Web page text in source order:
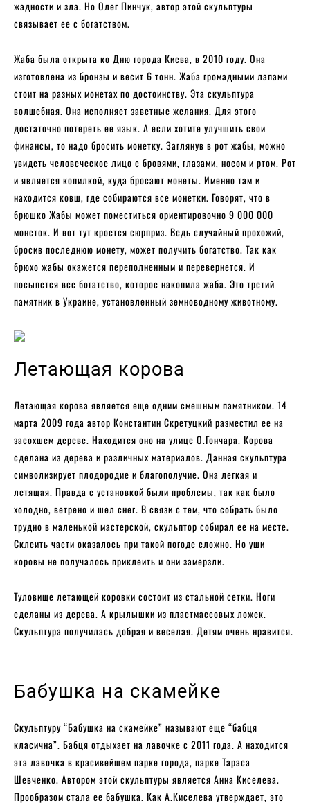
жадности и зла. Но Олег Пинчук, автор этой скульптуры
связывает ее с богатством.
Жаба была открыта ко Дню города Киева, в 2010 году. Она
изготовлена из бронзы и весит 6 тонн. Жаба громадными лапами
стоит на разных монетах по достоинству. Эта скульптура
волшебная. Она исполняет заветные желания. Для этого
достаточно потереть ее язык. А если хотите улучшить свои
финансы, то надо бросить монетку. Заглянув в рот жабы, можно
увидеть человеческое лицо с бровями, глазами, носом и ртом. Рот
и является копилкой, куда бросают монеты. Именно там и
находится ковш, где собираются все монетки. Говорят, что в
брюшко Жабы может поместиться ориентировочно 9 000 000
монеток. И вот тут кроется сюрприз. Ведь случайный прохожий,
бросив последнюю монету, может получить богатство. Так как
брюхо жабы окажется переполненным и перевернется. И
посыпется все богатство, которое накопила жаба. Это третий
памятник в Украине, установленный земноводному животному.
Летающая корова
Летающая корова является еще одним смешным памятником. 14
марта 2009 года автор Константин Скретуцкий разместил ее на
засохшем дереве. Находится оно на улице О.Гончара. Корова
сделана из дерева и различных материалов. Данная скульптура
символизирует плодородие и благополучие. Она легкая и
летящая. Правда с установкой были проблемы, так как было
холодно, ветрено и шел снег. В связи с тем, что собрать было
трудно в маленькой мастерской, скульптор собирал ее на месте.
Склеить части оказалось при такой погоде сложно. Но уши
коровы не получалось приклеить и они замерзли.
Туловище летающей коровки состоит из стальной сетки. Ноги
сделаны из дерева. А крылышки из пластмассовых ложек.
Скульптура получилась добрая и веселая. Детям очень нравится.
Бабушка на скамейке
Скульптуру “Бабушка на скамейке” называют еще “бабця
класична”. Бабця отдыхает на лавочке с 2011 года. А находится
эта лавочка в красивейшем парке города, парке Тараса
Шевченко. Автором этой скульптуры является Анна Киселева.
Прообразом стала ее бабушка. Как А.Киселева утверждает, это